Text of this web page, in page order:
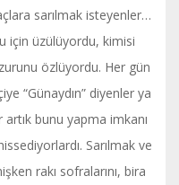
sarılmak isteyenler…
için üzülüyordu, kimisi
özlüyordu. Her gün
“Günaydın” diyenler ya
bunu yapma imkanı
Sarılmak ve
rakı sofralarını, bira